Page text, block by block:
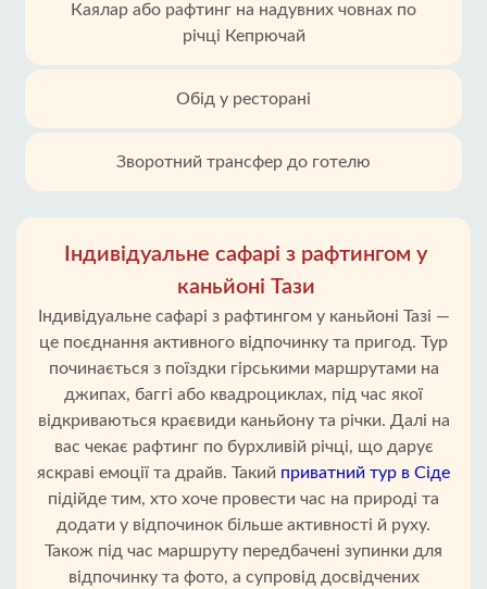
Каялар або рафтинг на надувних човнах по
річці Кепрючай
Обід у ресторані
Зворотний трансфер до готелю
Індивідуальне сафарі з рафтингом у
каньйоні Тази
Індивідуальне сафарі з рафтингом у каньйоні Тазі —
це поєднання активного відпочинку та пригод. Тур
починається з поїздки гірськими маршрутами на
джипах, баггі або квадроциклах, під час якої
відкриваються краєвиди каньйону та річки. Далі на
вас чекає рафтинг по бурхливій річці, що дарує
яскраві емоції та драйв. Такий приватний тур в Сіде
підійде тим, хто хоче провести час на природі та
додати у відпочинок більше активності й руху.
Також під час маршруту передбачені зупинки для
відпочинку та фото, а супровід досвідчених